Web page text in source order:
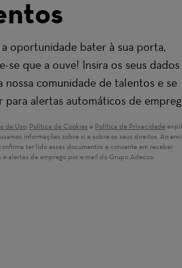
oportunidade bater à sua porta,
se que a ouve! Insira os seus dados
nossa comunidade de talentos e se
para alertas automáticos de
de Uso(opens in new window)
, Política de Cookies (opens in new window)
e Política de Privacidade
informações sobre si e sobre os seus direitos. Ao
ter lido esses documentos e consente em receber
e alertas de emprego por e-mail do Grupo Adecco.